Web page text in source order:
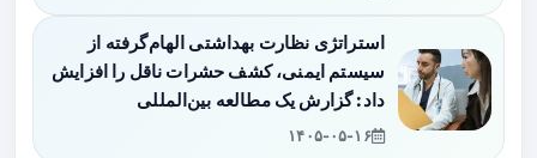
استراتژی نظارت بهداشتی الهام‌گرفته از
سیستم ایمنی، کشف حشرات ناقل را افزایش
داد: گزارش یک مطالعه بین‌المللی
۱۴۰۵-۰۵-۱۶